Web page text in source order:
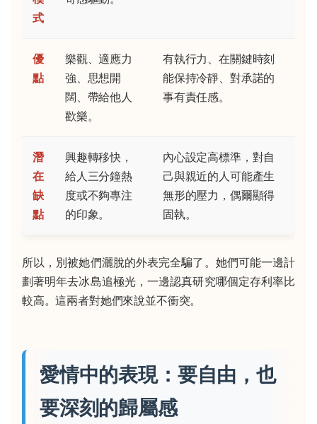
式
優
點
樂觀、適應力
強、思想開
闊、帶給他人
歡樂。
有執行力、在關鍵時刻
能保持冷靜、對承諾的
事有責任感。
潛
在
缺
點
興趣轉移快，
給人三分鐘熱
度或不夠專注
的印象。
內心設定高標準，對自
己與親近的人可能產生
無形的壓力，偶爾顯得
固執。
所以，別被她們灑脫的外表完全騙了。她們可能一邊計
劃著明年去冰島追極光，一邊認真研究哪個定存利率比
較高。這兩者對她們來說並不衝突。
愛情中的表現：要自由，也
要深刻的歸屬感